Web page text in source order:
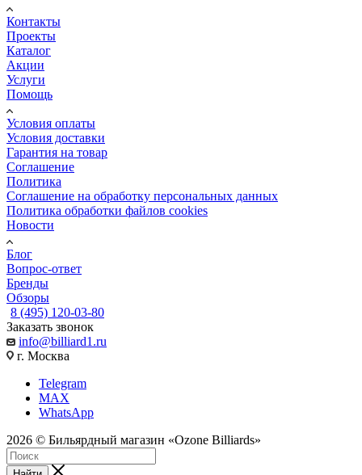
Контакты
Проекты
Каталог
Акции
Услуги
Помощь
Условия оплаты
Условия доставки
Гарантия на товар
Соглашение
Политика
Соглашение на обработку персональных данных
Политика обработки файлов cookies
Новости
Блог
Вопрос-ответ
Бренды
Обзоры
8 (495) 120-03-80
Заказать звонок
info@billiard1.ru
г. Москва
Telegram
MAX
WhatsApp
2026 © Бильярдный магазин «Ozone Billiards»